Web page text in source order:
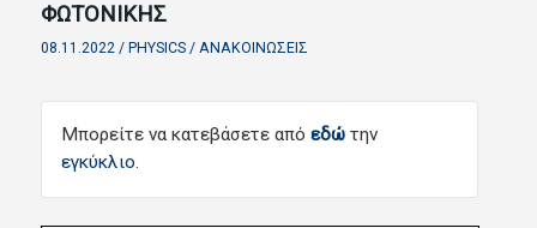
ΦΩΤΟΝΙΚΗΣ
08.11.2022 / PHYSICS / ΑΝΑΚΟΙΝΏΣΕΙΣ
Μπορείτε να κατεβάσετε απόεδώ την
εγκύκλιο.